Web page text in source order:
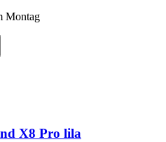
Montag
X8 Pro lila